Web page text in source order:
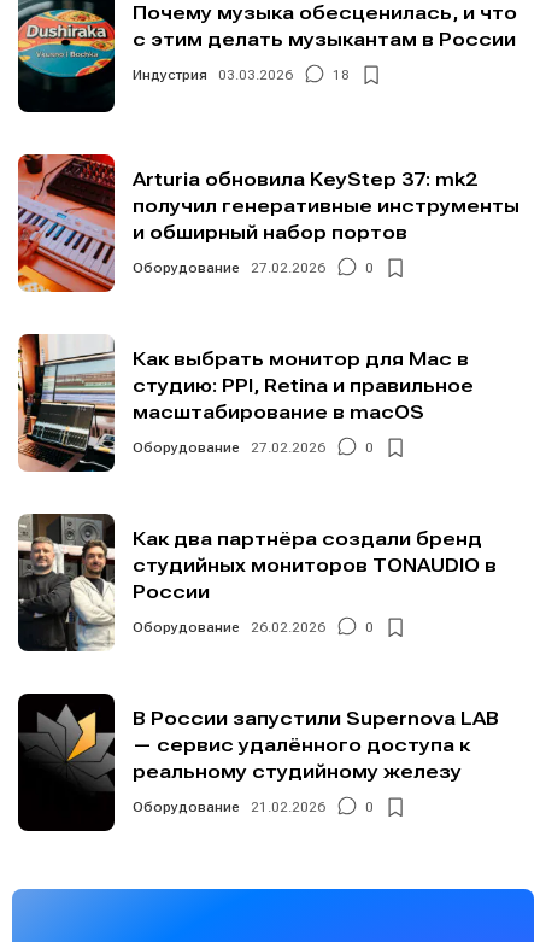
Почему музыка обесценилась, и что
с этим делать музыкантам в России
Индустрия 03.03.2026 18
Arturia обновила KeyStep 37: mk2
получил генеративные инструменты
и обширный набор портов
Оборудование 27.02.2026 0
Как выбрать монитор для Mac в
студию: PPI, Retina и правильное
масштабирование в macOS
Оборудование 27.02.2026 0
Как два партнёра создали бренд
студийных мониторов TONAUDIO в
России
Оборудование 26.02.2026 0
В России запустили Supernova LAB
— сервис удалённого доступа к
реальному студийному железу
Оборудование 21.02.2026 0